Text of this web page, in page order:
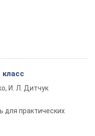
И. Л. Дитчук
для практических